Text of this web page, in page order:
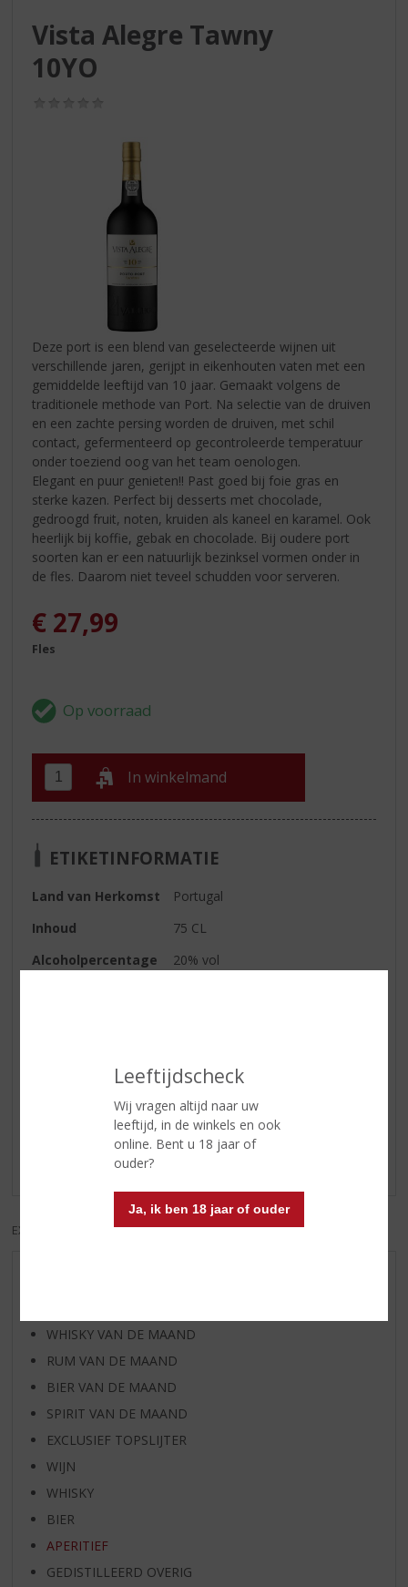
Leeftijdscheck
Wij vragen altijd naar uw
leeftijd, in de winkels en ook
online. Bent u 18 jaar of
ouder?
Ja, ik ben 18 jaar of ouder
Vista Alegre Tawny
10YO
Deze port is een blend van geselecteerde wijnen uit
verschillende jaren, gerijpt in eikenhouten vaten met een
gemiddelde leeftijd van 10 jaar. Gemaakt volgens de
traditionele methode van Port. Na selectie van de druiven
en een zachte persing worden de druiven, met schil
contact, gefermenteerd op gecontroleerde temperatuur
onder toeziend oog van het team oenologen.
Elegant en puur genieten!! Past goed bij foie gras en
sterke kazen. Perfect bij desserts met chocolade,
gedroogd fruit, noten, kruiden als kaneel en karamel. Ook
heerlijk bij koffie, gebak en chocolade. Bij oudere port
soorten kan er een natuurlijk bezinksel vormen onder in
de fles. Daarom niet teveel schudden voor serveren.
€ 27,99
Fles
In winkelmand
ETIKETINFORMATIE
Land van Herkomst
Portugal
Inhoud
75 CL
Alcoholpercentage
20% vol
Reviews
Schrijf een review
Er zijn nog geen reviews geplaatst voor dit product
EXCL. BTW INCL. BTW
WHISKY VAN DE MAAND
RUM VAN DE MAAND
BIER VAN DE MAAND
SPIRIT VAN DE MAAND
EXCLUSIEF TOPSLIJTER
WIJN
WHISKY
BIER
APERITIEF
GEDISTILLEERD OVERIG